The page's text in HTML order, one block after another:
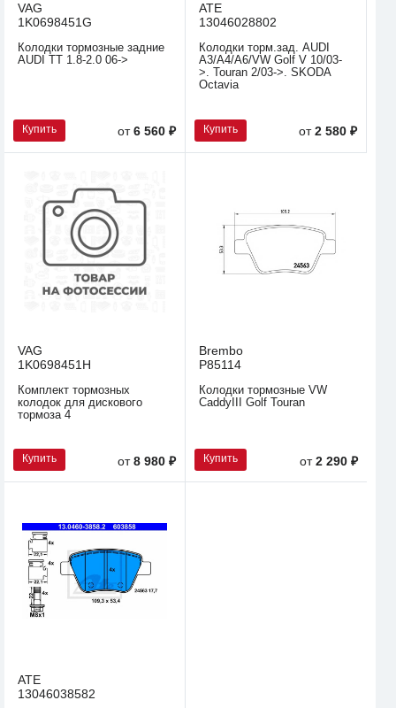
VAG
1K0698451G
Колодки тормозные задние
AUDI TT 1.8-2.0 06->
Купить от6 560 ₽
ATE
13046028802
Колодки торм.зад. AUDI
A3/A4/A6/VW Golf V 10/03-
>. Touran 2/03->. SKODA
Octavia
Купить от2 580 ₽
VAG
1K0698451H
Комплект тормозных
колодок для дискового
тормоза 4
Купить от8 980 ₽
Brembo
P85114
Колодки тормозные VW
CaddyIII Golf Touran
Купить от2 290 ₽
ATE
13046038582